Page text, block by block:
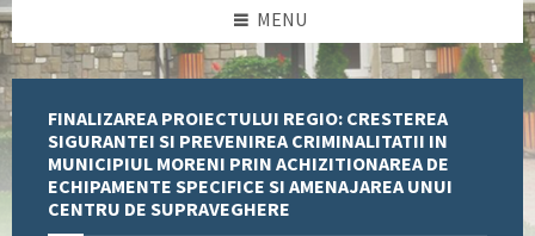
MENU
FINALIZAREA PROIECTULUI REGIO: CRESTEREA
SIGURANTEI SI PREVENIREA CRIMINALITATII IN
MUNICIPIUL MORENI PRIN ACHIZITIONAREA DE
ECHIPAMENTE SPECIFICE SI AMENAJAREA UNUI
CENTRU DE SUPRAVEGHERE